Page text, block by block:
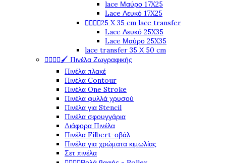
lace Μαύρο 17X25
Lace Λευκό 17X25
25 X 35 cm lace transfer
Lace Λευκό 25X35
Lace Μαύρο 25X35
lace transfer 35 Χ 50 cm
🖌️ Πινέλα Ζωγραφικής
Πινέλα πλακέ
Πινέλα Contour
Πινέλα One Stroke
Πινέλα φυλλά χρυσού
Πινέλα για Stencil
Πινέλα σφουγγάρια
Διάφορα Πινέλα
Πινέλα Filbert-οβάλ
Πινέλα για χρώματα κιμωλίας
Σετ πινέλα